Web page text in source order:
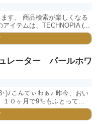
す。 商品検索が楽しくなる
イテムは、TECHNOPIA (...
レーター パールホワ
)ﾉこんてぃわぁ♪ 昨今、おい
０ヶ月で9㌔もふとって...